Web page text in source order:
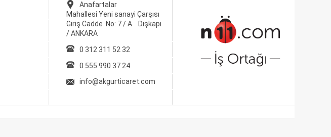
Anafartalar
Mahallesi Yeni sanayi Çarşısı
Giriş Cadde No: 7 / A Dışkapı
/ ANKARA
0 312 311 52 32
0 555 990 37 24
info@akgurticaret.com